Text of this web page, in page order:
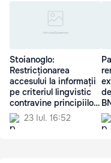
Stoianoglo:
Restricționarea
accesului la informații
pe criteriul lingvistic
contravine principiilor
europene
23 Iul. 16:52